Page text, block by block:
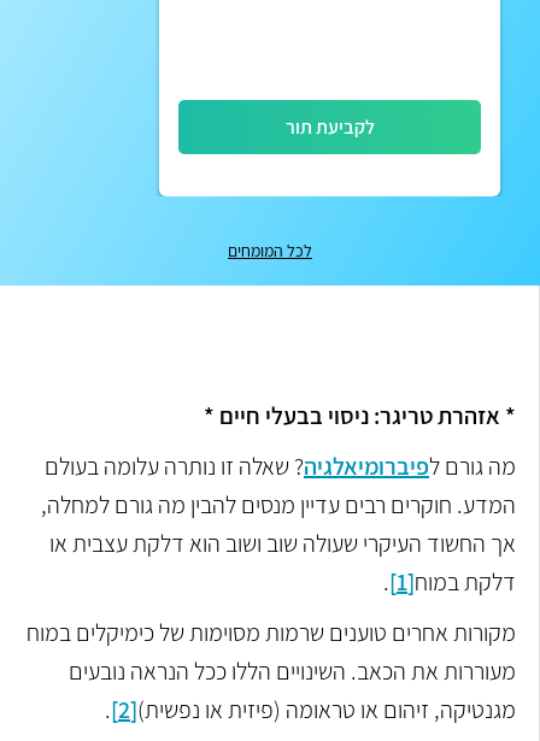
לקביעת תור
לכל המומחים
* אזהרת טריגר: ניסוי בבעלי חיים *
מה גורם לפיברומיאלגיה? שאלה זו נותרה עלומה בעולם
המדע. חוקרים רבים עדיין מנסים להבין מה גורם למחלה,
אך החשוד העיקרי שעולה שוב ושוב הוא דלקת עצבית או
דלקת במוח[1]
.
מקורות אחרים טוענים שרמות מסוימות של כימיקלים במוח
מעוררות את הכאב. השינויים הללו ככל הנראה נובעים
מגנטיקה, זיהום או טראומה (פיזית או נפשית)[2]
.